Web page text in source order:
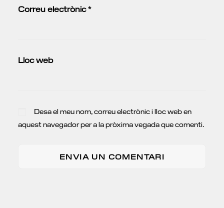
Correu electrònic*
Lloc web
Desa el meu nom, correu electrònic i lloc web en
aquest navegador per a la pròxima vegada que comenti.